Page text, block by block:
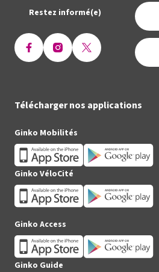
Restez informé(e)
OuvrirOuvrir Ouvrir
(Twitter)
Télécharger nos applications
Ginko Mobilités
Ginko VéloCité
Ginko Access
Ginko Guide